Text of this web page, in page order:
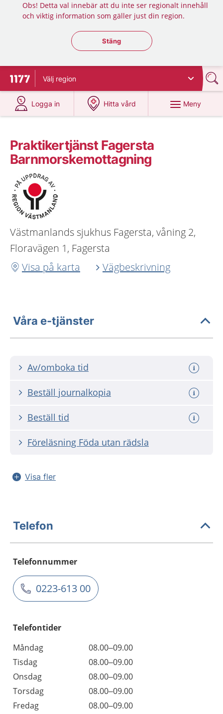
Obs! Detta val innebär att du inte ser regionalt innehåll
och viktig information som gäller just din region.
Stäng regionsväljaren
Stäng
Till startsidan för 1177
Välj region
Logga in
på 1177.se
Hitta vård
på 1177.se
Meny
Praktikertjänst Fagersta
Barnmorskemottagning
Västmanlands sjukhus Fagersta, våning 2,
Floravägen 1, Fagersta
Visa på karta
Vägbeskrivning
Våra e-tjänster
Av/omboka tid
Beställ journalkopia
Beställ tid
Föreläsning Föda utan rädsla
Visa fler
Telefon
Telefonnummer
0223-613 00
Telefontider
Måndag
08.00–09.00
Tisdag
08.00–09.00
Onsdag
08.00–09.00
Torsdag
08.00–09.00
Fredag
08.00–09.00